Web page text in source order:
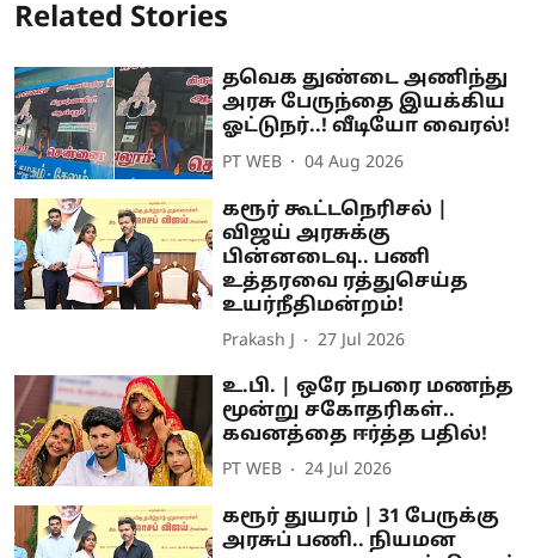
Related Stories
தவெக துண்டை அணிந்து
அரசு பேருந்தை இயக்கிய
ஓட்டுநர்..! வீடியோ வைரல்!
PT WEB 04 Aug 2026
கரூர் கூட்டநெரிசல் |
விஜய் அரசுக்கு
பின்னடைவு.. பணி
உத்தரவை ரத்துசெய்த
உயர்நீதிமன்றம்!
Prakash J 27 Jul 2026
உ.பி. | ஒரே நபரை மணந்த
மூன்று சகோதரிகள்..
கவனத்தை ஈர்த்த பதில்!
PT WEB 24 Jul 2026
கரூர் துயரம் | 31 பேருக்கு
அரசுப் பணி.. நியமன